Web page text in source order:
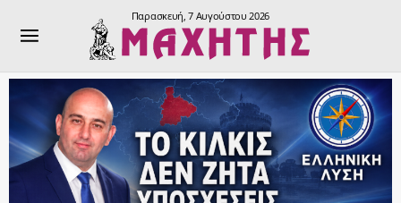
Παρασκευή, 7 Αυγούστου 2026